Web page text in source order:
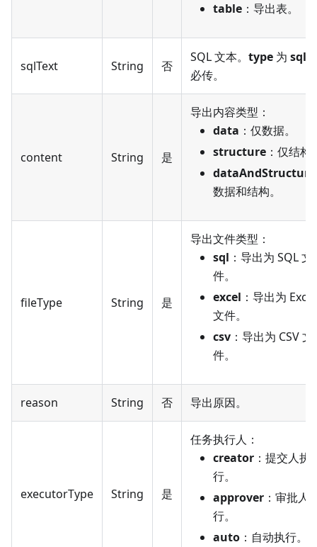
table ：导出表。
sqlText String 否
SQL 文本。 type 为 sql
必传。
content String 是
导出内容类型：
data ：仅数据。
structure ：仅结构
dataAndStructure
数据和结构。
fileType String 是
导出文件类型：
sql ：导出为 SQL 文
件。
excel ：导出为 Excel
文件。
csv ：导出为 CSV 文
件。
reason String 否 导出原因。
executorType String 是
任务执行人：
creator ：提交人执
行。
approver ：审批人
行。
auto ：自动执行。